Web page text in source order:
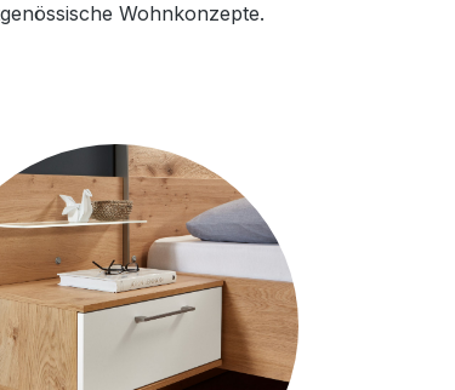
Wohnkonzepte.